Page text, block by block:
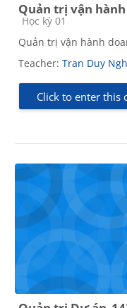
Quản trị vận hành
Course category
Học kỳ 01
Quản trị vận hành
Teacher: Tran Duy
Click to enter this